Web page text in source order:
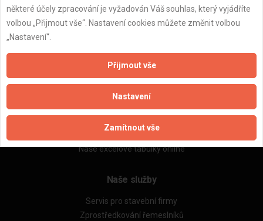
Naše firmy a řemeslníci
Zpracování a ochrana osobních údajů
Zásady pro používání souborů cookie
Naše excelové tabulky online
Naše služby
Servis pro stavební firmy
Zprostředkování řemeslníků
některé účely zpracování je vyžadován Váš souhlas, který vyjádříte
volbou „Přijmout vše“. Nastavení cookies můžete změnit volbou
„Nastavení“.
Přijmout vše
Nastavení
Zamítnout vše